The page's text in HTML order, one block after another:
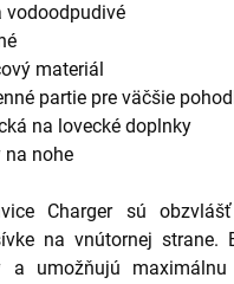
vodoodpudivé
materiál
partie pre väčšie
na lovecké doplnky
na nohe
Charger sú
na vnútornej strane.
a umožňujú